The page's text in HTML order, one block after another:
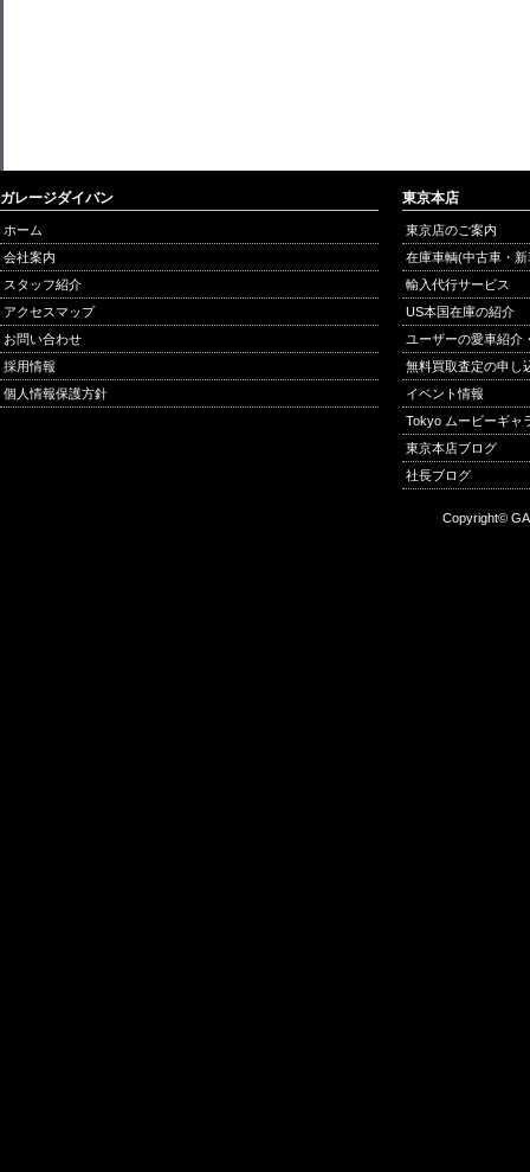
ガレージダイバン
ホーム
会社案内
スタッフ紹介
アクセスマップ
お問い合わせ
採用情報
個人情報保護方針
東京本店
東京店のご案内
在庫車輌(中古車・
輸入代行サービス
US本国在庫の紹介
ユーザーの愛車紹介
無料買取査定の申し
イベント情報
Tokyo ムービーギャ
東京本店ブログ
社長ブログ
Copyright©